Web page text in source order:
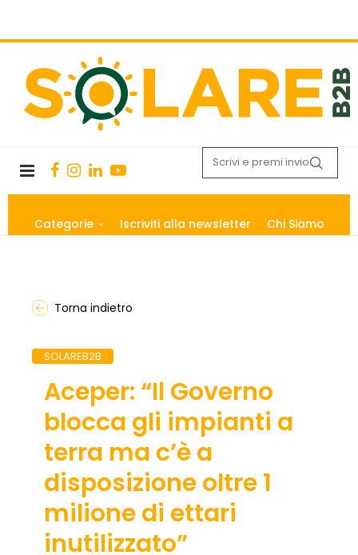
Categorie Iscriviti alla newsletter Chi Siamo
Torna indietro
SOLAREB2B
Aceper: “Il Governo
blocca gli impianti a
terra ma c’è a
disposizione oltre 1
milione di ettari
inutilizzato”